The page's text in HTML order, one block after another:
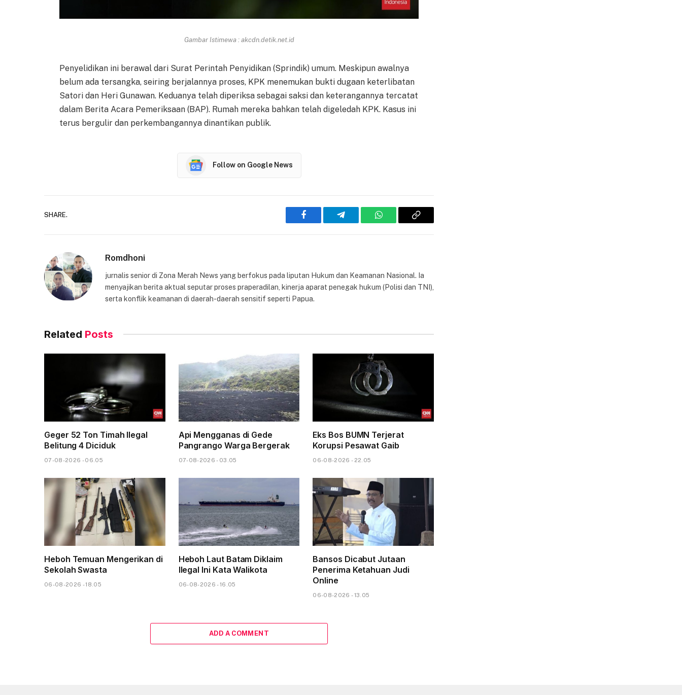
Gambar Istimewa : akcdn.detik.net.id
Penyelidikan ini berawal dari Surat Perintah Penyidikan (Sprindik) umum. Meskipun awalnya
belum ada tersangka, seiring berjalannya proses, KPK menemukan bukti dugaan keterlibatan
Satori dan Heri Gunawan. Keduanya telah diperiksa sebagai saksi dan keterangannya tercatat
dalam Berita Acara Pemeriksaan (BAP). Rumah mereka bahkan telah digeledah KPK. Kasus ini
terus bergulir dan perkembangannya dinantikan publik.
Follow on Google News
SHARE.
Facebook Telegram WhatsAppCopy
Romdhoni
jurnalis senior di Zona Merah News yang berfokus pada liputan Hukum dan Keamanan Nasional. Ia
menyajikan berita aktual seputar proses praperadilan, kinerja aparat penegak hukum (Polisi dan TNI),
serta konflik keamanan di daerah-daerah sensitif seperti Papua.
Related Posts
Geger 52 Ton Timah Ilegal
Belitung 4 Diciduk
07-08-2026 - 06.05
Api Mengganas di Gede
Pangrango Warga Bergerak
07-08-2026 - 03.05
Eks Bos BUMN Terjerat
Korupsi Pesawat Gaib
06-08-2026 - 22.05
Heboh Temuan Mengerikan di
Sekolah Swasta
06-08-2026 - 18.05
Heboh Laut Batam Diklaim
Ilegal Ini Kata Walikota
06-08-2026 - 16.05
Bansos Dicabut Jutaan
Penerima Ketahuan Judi
Online
06-08-2026 - 13.05
ADD A COMMENT